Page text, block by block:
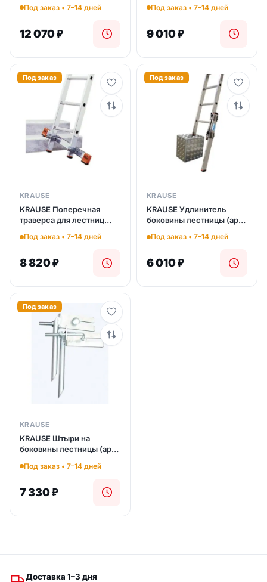
Под заказ • 7–14 дней
12 070₽
Под заказ • 7–14 дней
9 010₽
Под заказ
KRAUSE
KRAUSE Поперечная
траверса для лестниц
Под заказ • 7–14 дней
8 820₽
Под заказ
KRAUSE
KRAUSE Удлинитель
боковины лестницы (арт.
Под заказ • 7–14 дней
6 010₽
Под заказ
KRAUSE
KRAUSE Штыри на
боковины лестницы (арт.
Под заказ • 7–14 дней
7 330₽
Доставка 1–3 дня